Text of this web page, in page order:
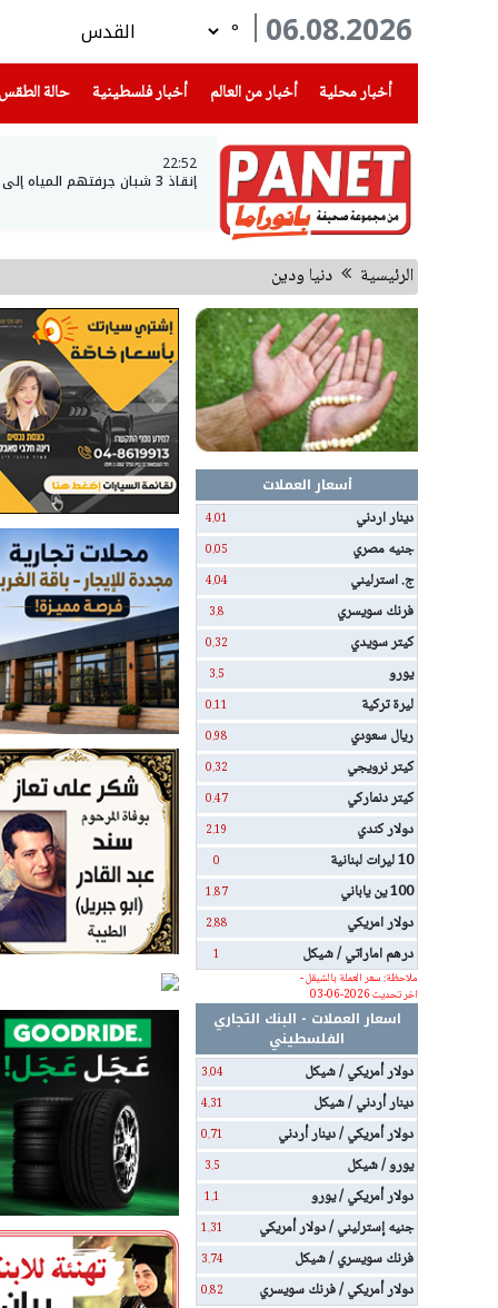
06.08.2026
°
أخبار محلية
(current) أخبار من العالم أخبار فلسطينية(current) حالة الطقس
22:52
إنقاذ 3 شبان جرفتهم المياه إلى عمق بحيرة طبريا
الرئيسية دنيا ودين
أسعار العملات
دينار اردني
4.01
جنيه مصري 0.05
ج. استرليني 4.04
فرنك سويسري 3.8
كيتر سويدي 0.32
يورو 3.5
ليرة تركية 0.11
ريال سعودي 0.98
كيتر نرويجي 0.32
كيتر دنماركي 0.47
دولار كندي 2.19
10 ليرات لبنانية 0
100 ين ياباني 1.87
دولار امريكي 2.88
درهم اماراتي / شيكل
1
ملاحظة: سعر العملة بالشيقل -
اخر تحديث 2026-06-03
اسعار العملات - البنك التجاري
الفلسطيني
دولار أمريكي / شيكل
3.04
دينار أردني / شيكل 4.31
دولار أمريكي / دينار أردني 0.71
يورو / شيكل 3.5
دولار أمريكي / يورو 1.1
جنيه إسترليني / دولار أمريكي 1.31
فرنك سويسري / شيكل 3.74
دولار أمريكي / فرنك سويسري
0.82